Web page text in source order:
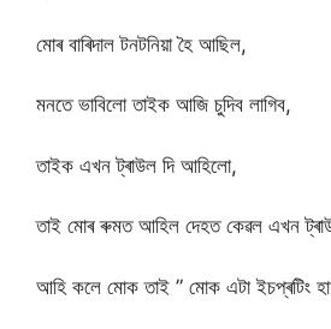
মোৰ বাৰিদাল টনটনিয়া হৈ আছিল,
মনতে ভাবিলো তাইক আজি চুদিব লাগিব,
তাইক এখন ট্ৰাউল দি আহিলো,
তাই মোৰ ৰুমত আহিল দেহত কেৱল এখন
আহি কলে মোক তাই ” মোক এটা ইচপ্ৰটিং